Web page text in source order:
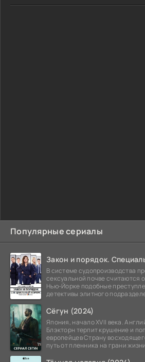
Популярные сериалы
В системе судопроизводства
сексуальной почве считаются
Нью-Йорке подобные
детективы элитного
Сёгун (2024)
Япония, начало XVII века.
Блэкторн терпит крушение и
европейцев Страну
путь от пленника на грани